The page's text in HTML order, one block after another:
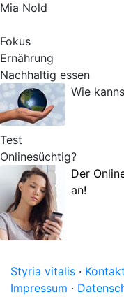
Mia Nold
Fokus
Ernährung
Nachhaltig essen
Wie
Test
Onlinesüchtig?
Der
an!
Styria vitalis · Kontakt
Impressum ·